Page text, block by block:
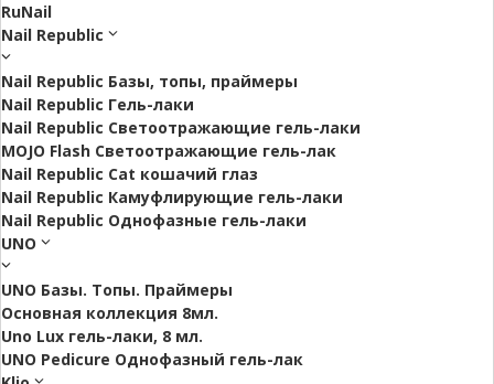
RuNail
Nail Republic
Nail Republic Базы, топы, праймеры
Nail Republic Гель-лаки
Nail Republic Светоотражающие гель-лаки
MOJO Flash Светоотражающие гель-лак
Nail Republic Cat кошачий глаз
Nail Republic Камуфлирующие гель-лаки
Nail Republic Однофазные гель-лаки
UNO
UNO Базы. Топы. Праймеры
Основная коллекция 8мл.
Uno Lux гель-лаки, 8 мл.
UNO Pedicure Однофазный гель-лак